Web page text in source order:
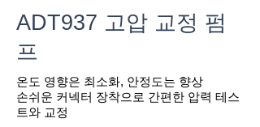
ADT937 고압 교정 펌
프
온도 영향은 최소화, 안정도는 향상
손쉬운 커넥터 장착으로 간편한 압력 테스
트와 교정